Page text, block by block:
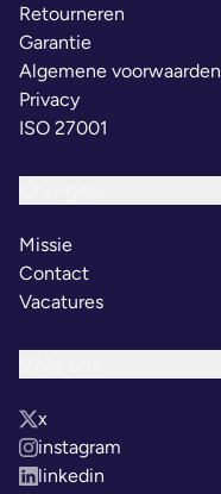
Retourneren
Garantie
Algemene voorwaarden
Privacy
ISO 27001
Missie
Contact
Vacatures
x
instagram
linkedin